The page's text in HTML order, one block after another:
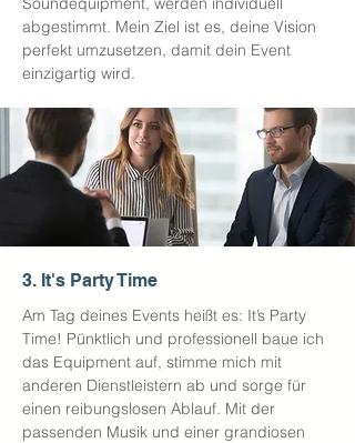
abgestimmt. Mein Ziel ist es, deine Vision
perfekt umzusetzen, damit dein Event
einzigartig wird.
3. It's Party Time
Am Tag deines Events heißt es: It’s Party
Time! Pünktlich und professionell baue ich
das Equipment auf, stimme mich mit
anderen Dienstleistern ab und sorge für
einen reibungslosen Ablauf. Mit der
passenden Musik und einer grandiosen